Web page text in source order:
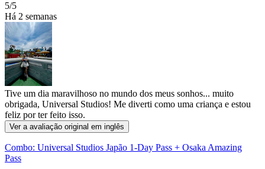
5/5
Há 2 semanas
Tive um dia maravilhoso no mundo dos meus sonhos... muito
obrigada, Universal Studios! Me diverti como uma criança e estou
feliz por ter feito isso.
Ver a avaliação original em inglês
Combo: Universal Studios Japão 1-Day Pass + Osaka Amazing
Pass